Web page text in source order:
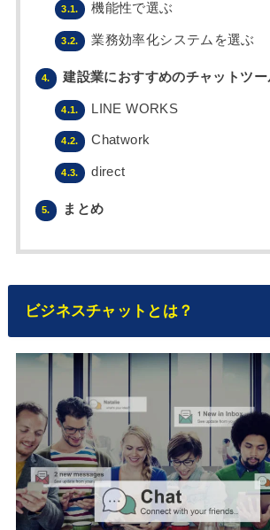
3.1. 機能性で選ぶ
3.2. 業務効率化システムを選ぶ
4. 建設業におすすめのチャットツー
4.1. LINE WORKS
4.2. Chatwork
4.3. direct
5. まとめ
ビジネスチャットとは？